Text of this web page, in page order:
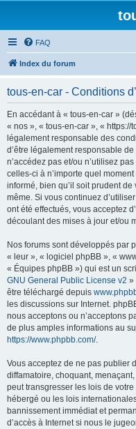
FAQ
Index du forum
tous-en-car - Conditions
En accédant à « tous-en-car »
« nos », « tous-en-car », « https://
légalement responsable des
d’être légalement responsable
n’accédez pas et/ou n’utilisez
celles-ci à n’importe quel
informé, bien qu’il soit prudent
même. Si vous continuez
ont été effectués, vous acceptez
découlant des mises à jour et/ou
Nos forums sont développés par
« leur », « logiciel phpBB », «
« Équipes phpBB ») qui est un
GNU General Public License v2 »
être téléchargé depuis
les discussions sur Internet.
nous acceptons ou n’acceptons
de plus amples informations au
https://www.phpbb.com/.
Vous acceptez de ne pas publier
diffamatoire, choquant,
peut transgresser les lois de
hébergé ou les lois
bannissement immédiat et
d’accès à Internet si nous le